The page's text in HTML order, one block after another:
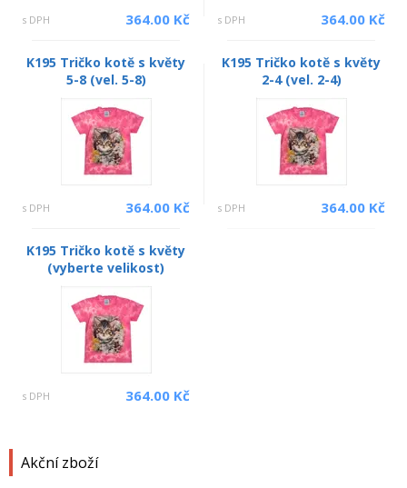
Akční zboží
s DPH 364.00 Kč s DPH 364.00 Kč
K195 Tričko kotě s květy
5-8 (vel. 5-8)
s DPH 364.00 Kč
K195 Tričko kotě s květy
2-4 (vel. 2-4)
s DPH 364.00 Kč
K195 Tričko kotě s květy
(vyberte velikost)
s DPH 364.00 Kč